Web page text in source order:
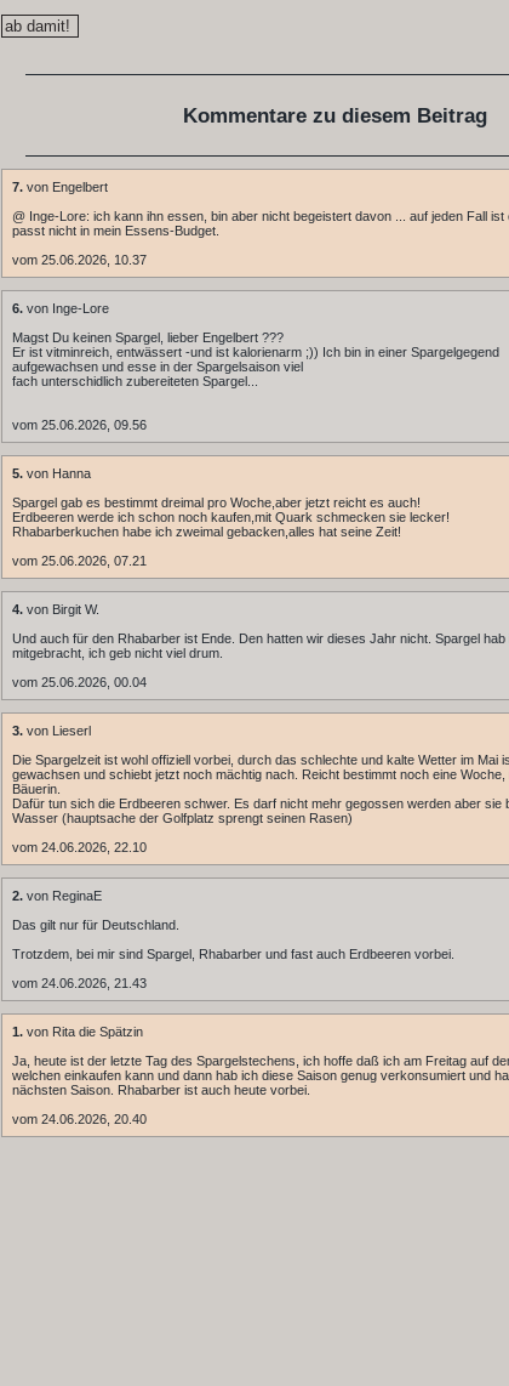
Kommentare zu diesem Beitrag
7. von Engelbert
@ Inge-Lore: ich kann ihn essen, bin aber nicht begeistert davon ... auf jeden Fall ist
passt nicht in mein Essens-Budget.
vom 25.06.2026, 10.37
6. von Inge-Lore
Magst Du keinen Spargel, lieber Engelbert ???
Er ist vitminreich, entwässert -und ist kalorienarm ;)) Ich bin in einer Spargelgegend
aufgewachsen und esse in der Spargelsaison viel
fach unterschidlich zubereiteten Spargel...
vom 25.06.2026, 09.56
5. von Hanna
Spargel gab es bestimmt dreimal pro Woche,aber jetzt reicht es auch!
Erdbeeren werde ich schon noch kaufen,mit Quark schmecken sie lecker!
Rhabarberkuchen habe ich zweimal gebacken,alles hat seine Zeit!
vom 25.06.2026, 07.21
4. von Birgit W.
Und auch für den Rhabarber ist Ende. Den hatten wir dieses Jahr nicht. Spargel hab
mitgebracht, ich geb nicht viel drum.
vom 25.06.2026, 00.04
3. von Lieserl
Die Spargelzeit ist wohl offiziell vorbei, durch das schlechte und kalte Wetter im Mai
gewachsen und schiebt jetzt noch mächtig nach. Reicht bestimmt noch eine Woche,
Bäuerin.
Dafür tun sich die Erdbeeren schwer. Es darf nicht mehr gegossen werden aber sie
Wasser (hauptsache der Golfplatz sprengt seinen Rasen)
vom 24.06.2026, 22.10
2. von ReginaE
Das gilt nur für Deutschland.
Trotzdem, bei mir sind Spargel, Rhabarber und fast auch Erdbeeren vorbei.
vom 24.06.2026, 21.43
1. von Rita die Spätzin
Ja, heute ist der letzte Tag des Spargelstechens, ich hoffe daß ich am Freitag auf
welchen einkaufen kann und dann hab ich diese Saison genug verkonsumiert und
nächsten Saison. Rhabarber ist auch heute vorbei.
vom 24.06.2026, 20.40